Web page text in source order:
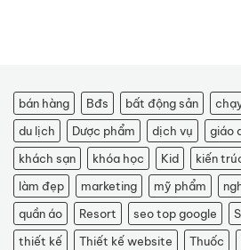
bán hàng Bđs bất động sản
du lịch
Dược phẩm dịch vụ giáo
khách sạn
khóa học Kid kiến
làm đẹp
marketing mỹ phẩm
quần áo
Resort seo top google
thiết kế
Thiết kế website Thuốc